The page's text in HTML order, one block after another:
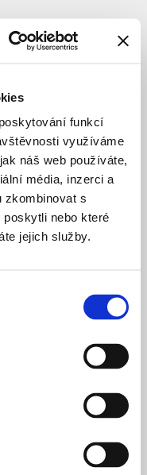
funkcí
využíváme
náš web používáte,
média, inzerci a
zkombinovat s
nebo které
jejich služby.